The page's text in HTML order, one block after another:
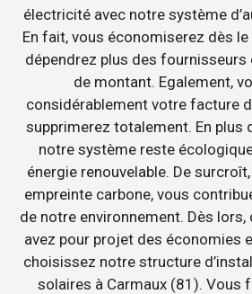
électricité avec notre système
En fait, vous économiserez dès
dépendrez plus des
de montant. Egalement,
considérablement votre facture
supprimerez totalement. En plus
notre système reste
énergie renouvelable. De
empreinte carbone, vous
de notre environnement. Dès lors,
avez pour projet des économies
choisissez notre structure
solaires à Carmaux (81). Vous